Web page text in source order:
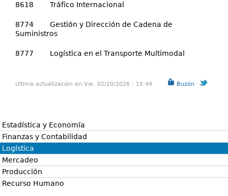
8618 Tráfico Internacional
8774 Gestión y Dirección de Cadena de
Suministros
8777 Logística en el Transporte Multimodal
Buzón
Última actualización en Vie, 02/20/2026 - 15:49
Estadística y Economía
Finanzas y Contabilidad
Logística
Mercadeo
Producción
Recurso Humano